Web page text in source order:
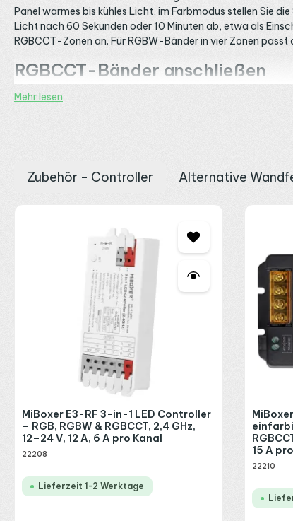
Panel warmes bis kühles Licht, im Farbmodus stellen Sie
Licht nach 60 Sekunden oder 10 Minuten ab, etwa als
RGBCCT-Zonen an. Für RGBW-Bänder in vier Zonen passt
RGBCCT-Bänder anschließen
Damit die B0 wirkt, braucht der Streifen einen
Die B0 lässt sich auch in ein Smart-Home-Netz einbinden.
nicht genau, welcher Empfänger zur B0 passt? Fragen Sie
Mehr lesen
Zubehör - Controller Alternative
Produktgalerie überspringen
MiBoxer E3-RF 3-in-1 LED Controller
– RGB, RGBW & RGBCCT, 2,4 GHz,
12–24 V, 12 A, 6 A pro Kanal
22208
Lieferzeit 1-2 Werktage
15 A
22210